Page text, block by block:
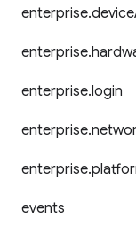
enterprise.device
enterprise.
enterprise.login
enterprise.
enterprise.
events